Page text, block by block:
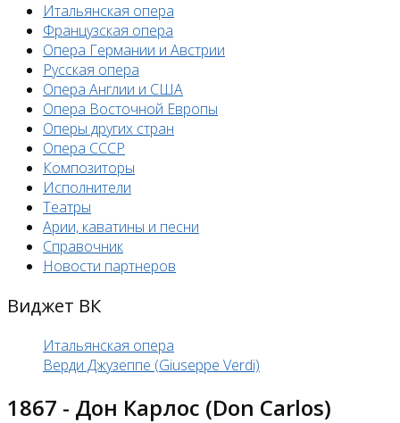
Итальянская опера
Французская опера
Опера Германии и Австрии
Русская опера
Опера Англии и США
Опера Восточной Европы
Оперы других стран
Опера СССР
Композиторы
Исполнители
Театры
Арии, каватины и песни
Справочник
Новости партнеров
Виджет ВК
Итальянская опера
Верди Джузеппе (Giuseppe Verdi)
1867 - Дон Карлос (Don Carlos)